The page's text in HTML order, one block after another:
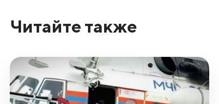
Читайте также